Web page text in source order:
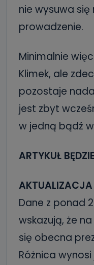
nie wysuwa się
prowadzenie.
Minimalnie
Klimek, ale
pozostaje
jest zbyt
w jedną bądź
ARTYKUŁ
Dane z ponad
wskazują, że
się obecna
Różnica